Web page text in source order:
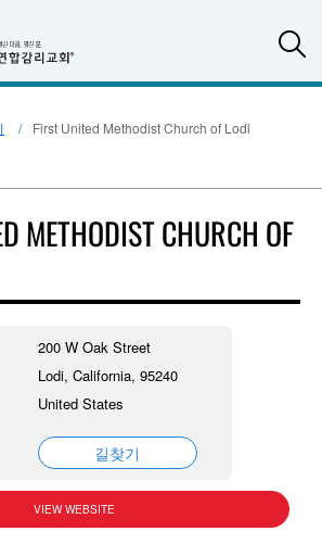
First United Methodist Church of Lodi
METHODIST CHURCH OF
200 W Oak Street
Lodi, California, 95240
United States
길찾기
VIEW WEBSITE